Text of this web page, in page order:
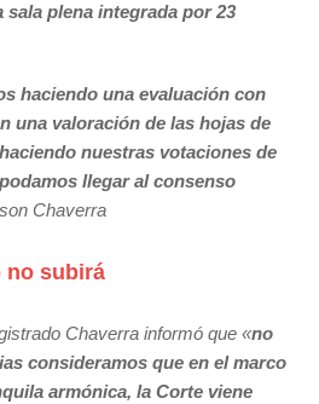
plena integrada por 23
haciendo una evaluación con
una valoración de las hojas de
nuestras votaciones de
llegar al consenso
Chaverra
no subirá
Chaverra informó que «no
consideramos que en el marco
armónica, la Corte viene